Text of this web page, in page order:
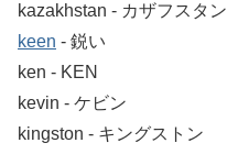
kazakhstan ‐ カザフスタン
keen ‐ 鋭い
ken ‐ KEN
kevin ‐ ケビン
kingston ‐ キングストン